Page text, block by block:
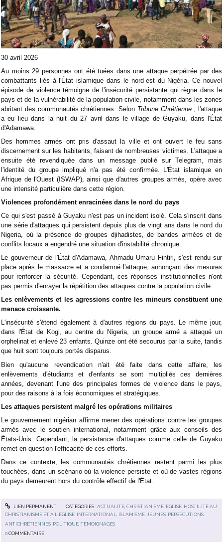
30 avril 2026
Au moins 29 personnes ont été tuées dans une attaque perpétrée par des
combattants liés à l'État islamique dans le nord-est du Nigéria. Ce nouvel
épisode de violence témoigne de l'insécurité persistante qui règne dans le
pays et de la vulnérabilité de la population civile, notamment dans les zones
abritant des communautés chrétiennes. Selon Tribune Chrétienne, l'attaque
a eu lieu dans la nuit du 27 avril dans le village de Guyaku, dans l'État
d'Adamawa.
Des hommes armés ont pris d'assaut la ville et ont ouvert le feu sans
discernement sur les habitants, faisant de nombreuses victimes. L'attaque a
ensuite été revendiquée dans un message publié sur Telegram, mais
l'identité du groupe impliqué n'a pas été confirmée. L'État islamique en
Afrique de l'Ouest (ISWAP), ainsi que d'autres groupes armés, opère avec
une intensité particulière dans cette région.
Violences profondément enracinées dans le nord du pays
Ce qui s'est passé à Guyaku n'est pas un incident isolé. Cela s'inscrit dans
une série d'attaques qui persistent depuis plus de vingt ans dans le nord du
Nigeria, où la présence de groupes djihadistes, de bandes armées et de
conflits locaux a engendré une situation d'instabilité chronique.
Le gouverneur de l'État d'Adamawa, Ahmadu Umaru Fintiri, s'est rendu sur
place après le massacre et a condamné l'attaque, annonçant des mesures
pour renforcer la sécurité. Cependant, ces réponses institutionnelles n'ont
pas permis d'enrayer la répétition des attaques contre la population civile.
Les enlèvements et les agressions contre les mineurs constituent une
menace croissante.
L'insécurité s'étend également à d'autres régions du pays. Le même jour,
dans l'État de Kogi, au centre du Nigeria, un groupe armé a attaqué un
orphelinat et enlevé 23 enfants. Quinze ont été secourus par la suite, tandis
que huit sont toujours portés disparus.
Bien qu'aucune revendication n'ait été faite dans cette affaire, les
enlèvements d'étudiants et d'enfants se sont multipliés ces dernières
années, devenant l'une des principales formes de violence dans le pays,
pour des raisons à la fois économiques et stratégiques.
Les attaques persistent malgré les opérations militaires
Le gouvernement nigérian affirme mener des opérations contre les groupes
armés avec le soutien international, notamment grâce aux conseils des
États-Unis. Cependant, la persistance d'attaques comme celle de Guyaku
remet en question l'efficacité de ces efforts.
Dans ce contexte, les communautés chrétiennes restent parmi les plus
touchées, dans un scénario où la violence persiste et où de vastes régions
du pays demeurent hors du contrôle effectif de l'État.
LIEN PERMANENT CATÉGORIES :ACTUALITÉ, CHRISTIANISME, EGLISE, HOSTILITÉ AU
CHRISTIANISME ET À L'EGLISE, INTERNATIONAL, ISLAMISME,JEUNES, PERSÉCUTIONS
ANTICHRÉTIENNES POLITIQUE ,TÉMOIGNAGES
0COMMENTAIRE